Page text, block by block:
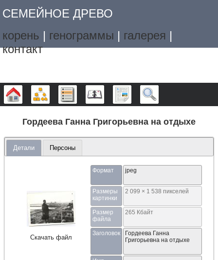
СЕМЕЙНОЕ ДРЕВО
корень | генограммы | галерея |
контакт
Дерево Графики Списки Календарь Отчёты
Гордеева Ганна Григорьевна на отдыхе
Детали Персоны
Скачать файл
Формат jpeg
Размеры
картинки
2 099 × 1 538 пикселей
Размер
файла
265 Кбайт
Заголовок
Гордеева Ганна
Григорьевна на отдыхе